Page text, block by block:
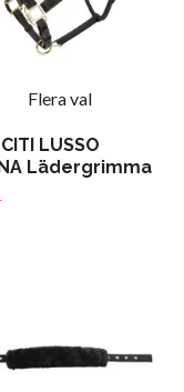
Flera val
LUSSO
Lädergrimma